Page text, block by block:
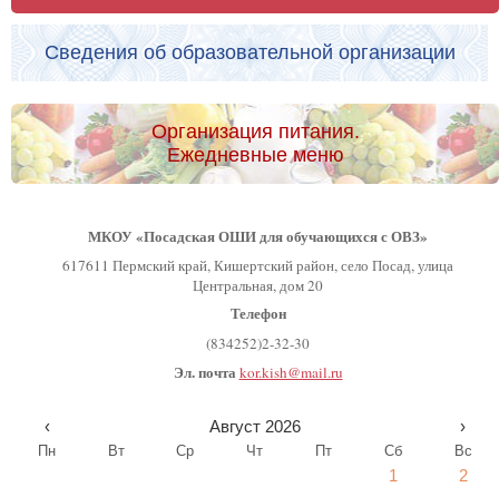
Сведения об образовательной организации
Организация питания.
Ежедневные меню
МКОУ «Посадская ОШИ для обучающихся с ОВЗ»
617611 Пермский край, Кишертский район, село Посад, улица
Центральная, дом 20
Телефон
(834252)2-32-30
Эл. почта kor.kish@mail.ru
‹ Август 2026 ›
Пн Вт Ср Чт Пт Сб Вс
1
2